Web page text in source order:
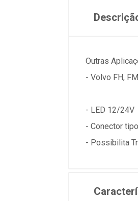
Outras
- Volvo FH,
- LED 12/24V
- Conector
- Possibilita